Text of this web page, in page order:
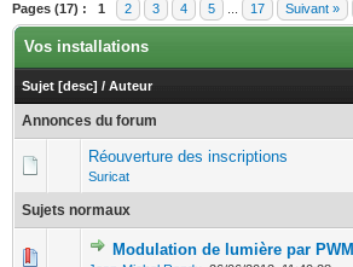
Pages (17) : 1 2 3 4 5 17 Suivant »
Vos installations
Sujet [desc] / Auteur
Annonces du forum
Réouverture des inscriptions
Suricat
Sujets normaux
Modulation de lumière par PWM
0 Votes - 0 sur 5 en moyenne
1234 5